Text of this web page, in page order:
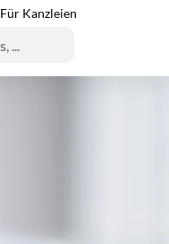
Für Kanzleien